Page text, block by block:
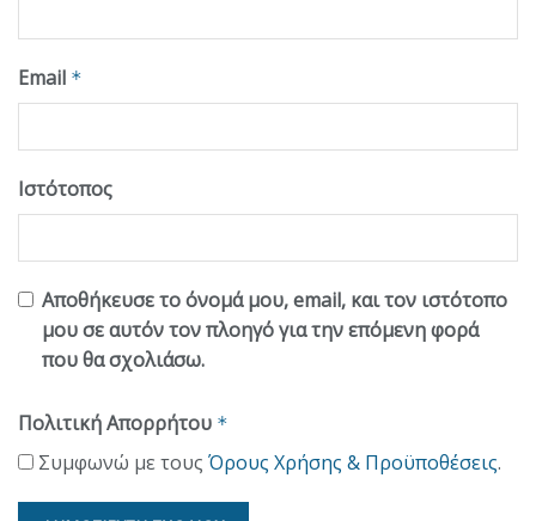
Email *
Ιστότοπος
Αποθήκευσε το όνομά μου, email, και τον ιστότοπο
μου σε αυτόν τον πλοηγό για την επόμενη φορά
που θα σχολιάσω.
Πολιτική Απορρήτου *
Συμφωνώ με τους Όρους Χρήσης & Προϋποθέσεις.